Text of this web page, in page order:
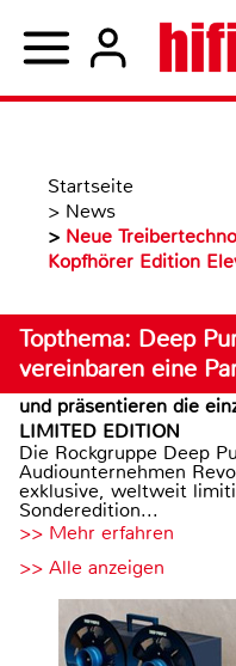
Startseite
> News
> Neue
Kopfhörer Edition
Topthema: Deep
vereinbaren eine
und präsentieren die
LIMITED EDITION
Die Rockgruppe Deep
Audiounternehmen
exklusive, weltweit
Sonderedition...
>> Mehr erfahren
>> Alle anzeigen